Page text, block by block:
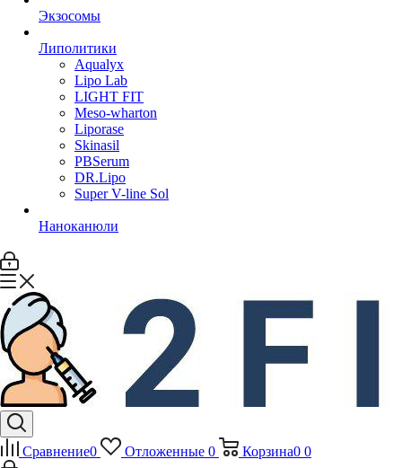
Экзосомы
Липолитики
Aqualyx
Lipo Lab
LIGHT FIT
Meso-wharton
Liporase
Skinasil
PBSerum
DR.Lipo
Super V-line Sol
Наноканюли
Сравнение0 Отложенные 0 Корзина0 0